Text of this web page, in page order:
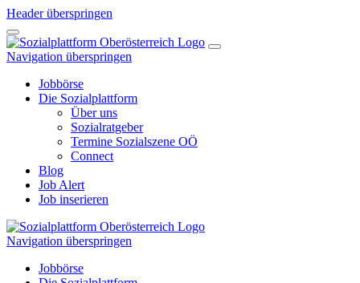
Header überspringen
Navigation überspringen
Jobbörse
Die Sozialplattform
Über uns
Sozialratgeber
Termine Sozialszene OÖ
Connect
Blog
Job Alert
Job inserieren
Navigation überspringen
Jobbörse